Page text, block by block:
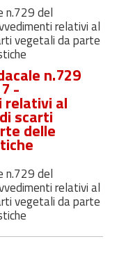
n.729 del
relativi al
vegetali da parte
n.729
-
relativi al
scarti
delle
n.729 del
relativi al
vegetali da parte